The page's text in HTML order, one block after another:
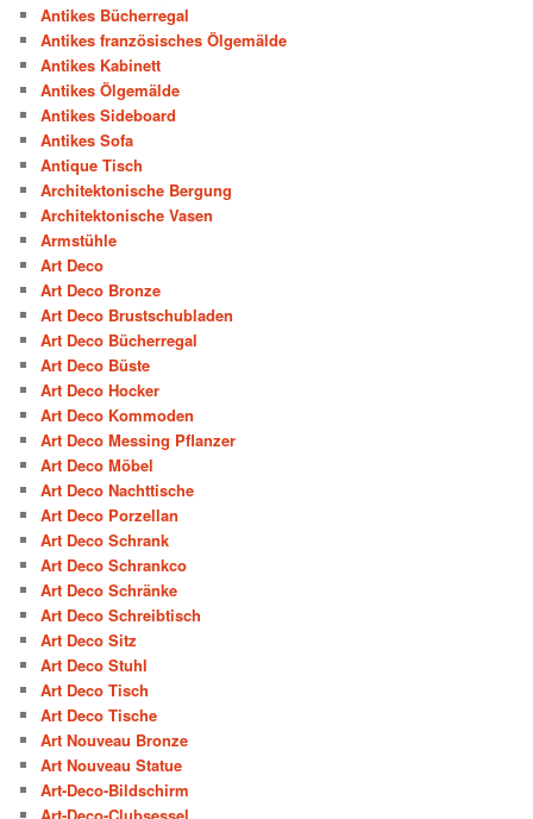
Antikes Bücherregal
Antikes französisches Ölgemälde
Antikes Kabinett
Antikes Ölgemälde
Antikes Sideboard
Antikes Sofa
Antique Tisch
Architektonische Bergung
Architektonische Vasen
Armstühle
Art Deco
Art Deco Bronze
Art Deco Brustschubladen
Art Deco Bücherregal
Art Deco Büste
Art Deco Hocker
Art Deco Kommoden
Art Deco Messing Pflanzer
Art Deco Möbel
Art Deco Nachttische
Art Deco Porzellan
Art Deco Schrank
Art Deco Schrankco
Art Deco Schränke
Art Deco Schreibtisch
Art Deco Sitz
Art Deco Stuhl
Art Deco Tisch
Art Deco Tische
Art Nouveau Bronze
Art Nouveau Statue
Art-Deco-Bildschirm